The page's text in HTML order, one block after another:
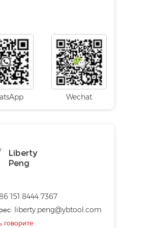
Wechat
Liberty
Peng
151 8444 7367
liberty.peng@ybtool.com
говорите